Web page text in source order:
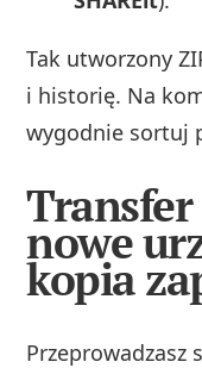
Tak utworzony
i historię. Na
wygodnie sortuj
nowe
kopia
Przeprowadzasz